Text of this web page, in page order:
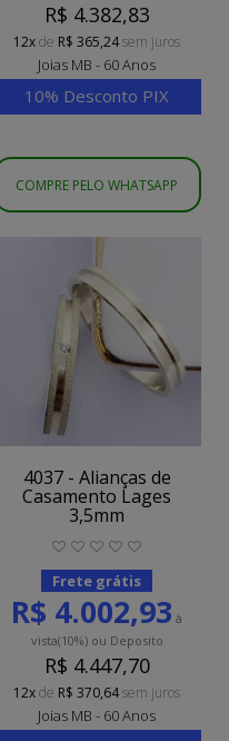
R$ 4.382,83
12xde R$ 365,24sem juros
Joias MB - 60 Anos
10% Desconto PIX
COMPRE PELO WHATSAPP
4037 - Alianças de
Casamento Lages
3,5mm
Frete grátis
R$ 4.002,93 à
vista(10%)ou Deposito
R$ 4.447,70
12xde R$ 370,64sem juros
Joias MB - 60 Anos